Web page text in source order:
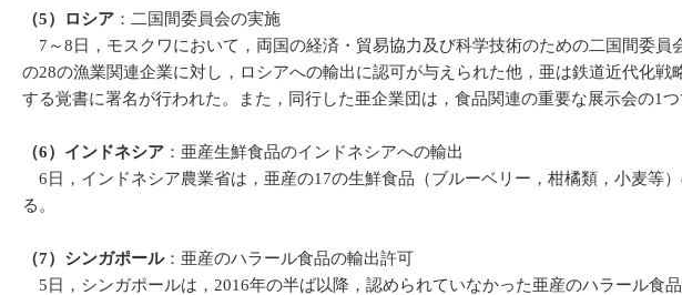
（5）ロシア ：二国間委員会の実施
7～8日，モスクワにおいて，両国の経済・貿易協力及び科学技術のための二国間委
の28の漁業関連企業に対し，ロシアへの輸出に認可が与えられた他，亜は鉄道近代化
する覚書に署名が行われた。また，同行した亜企業団は，食品関連の重要な展示会の1つ
（6）インドネシア ：亜産生鮮食品のインドネシアへの輸出
6日，インドネシア農業省は，亜産の17の生鮮食品（ブルーベリー，柑橘類，小麦等
る。
（7）シンガポール：亜産のハラール食品の輸出許可
5日，シンガポールは，2016年の半ば以降，認められていなかった亜産のハラール食